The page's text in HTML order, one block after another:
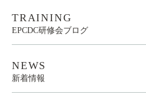
TRAINING
EPCDC研修会ブログ
NEWS
新着情報